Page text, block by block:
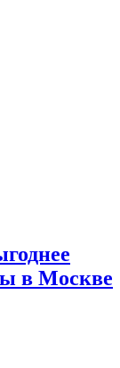
в Москве